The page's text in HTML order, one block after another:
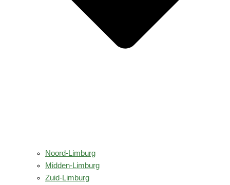
Noord-Limburg
Midden-Limburg
Zuid-Limburg